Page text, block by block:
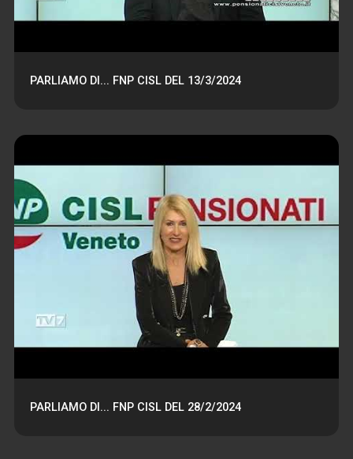
PARLIAMO DI... FNP CISL DEL 13/3/2024
PARLIAMO DI... FNP CISL DEL 28/2/2024